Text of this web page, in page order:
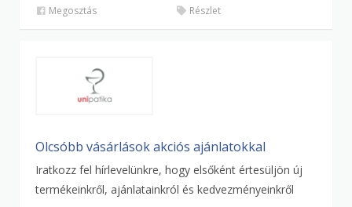
Megosztás Részlet
Olcsóbb vásárlások akciós ajánlatokkal
Iratkozz fel hírlevelünkre, hogy elsőként értesüljön új
termékeinkről, ajánlatainkról és kedvezményeinkről